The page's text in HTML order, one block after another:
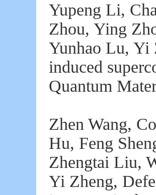
Yupeng Li,
Zhou, Ying
Yunhao Lu, Yi
induced
Quantum
Zhen Wang,
Hu, Feng
Zhengtai Liu,
Yi Zheng,